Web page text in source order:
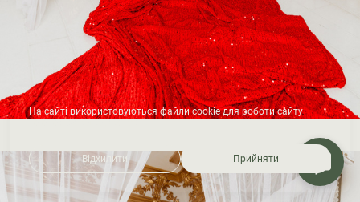
На сайті використовуються файли cookie для роботи сайту
Відхилити Прийняти